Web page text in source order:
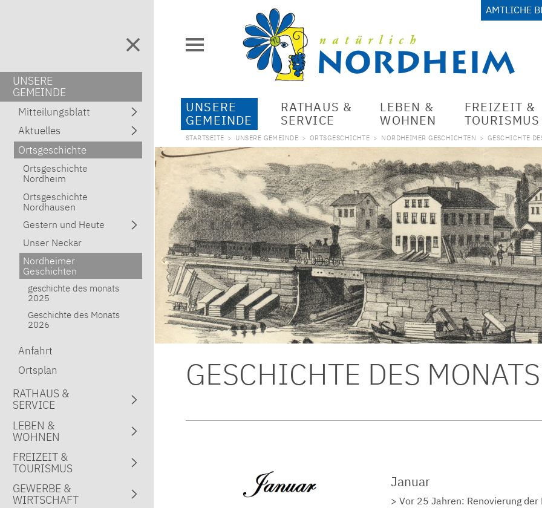
AMTLICHE
UNSERE
GEMEINDE
RATHAUS &
SERVICE
LEBEN &
WOHNEN
FREIZEIT &
TOURISMUS
STARTSEITE > UNSERE GEMEINDE > ORTSGESCHICHTE > NORDHEIMER GESCHICHTEN > GESCHICHTE
GESCHICHTE DES
Januar
Vor 25 Jahren: Renovierung
UNSERE
GEMEINDE
Mitteilungsblatt
Aktuelles
Ortsgeschichte
Ortsgeschichte
Nordheim
Ortsgeschichte
Nordhausen
Gestern und Heute
Unser Neckar
Nordheimer
Geschichten
geschichte des monats
2025
Geschichte des Monats
2026
Anfahrt
Ortsplan
RATHAUS &
SERVICE
LEBEN &
WOHNEN
FREIZEIT &
TOURISMUS
GEWERBE &
WIRTSCHAFT